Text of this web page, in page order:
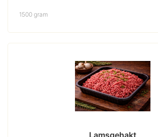
1500 gram